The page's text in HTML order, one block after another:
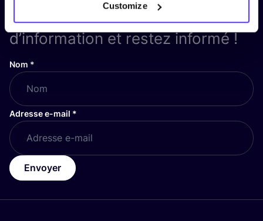
Customize
Inscrivez-vous à notre lettre
d’information et restez informé !
Nom *
Adresse e-mail *
Envoyer